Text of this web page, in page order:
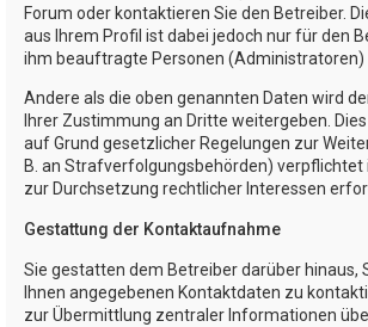
Forum oder kontaktieren Sie den Betreiber.
aus Ihrem Profil ist dabei jedoch nur für den
ihm beauftragte Personen (Administratoren)
Andere als die oben genannten Daten wird
Ihrer Zustimmung an Dritte weitergeben.
auf Grund gesetzlicher Regelungen zur
B. an Strafverfolgungsbehörden) verpflichtet
zur Durchsetzung rechtlicher Interessen
Gestattung der Kontaktaufnahme
Sie gestatten dem Betreiber darüber hinaus,
Ihnen angegebenen Kontaktdaten zu
zur Übermittlung zentraler Informationen